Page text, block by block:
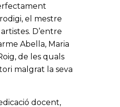
el mestre
D’entre
Abella, Maria
de les quals
malgrat la seva
docent,